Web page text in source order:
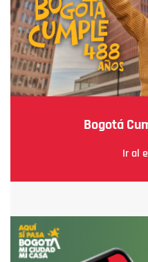
Bogotá
Ir al